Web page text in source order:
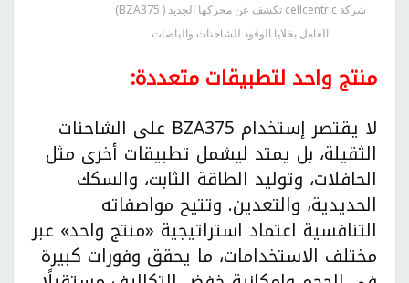
شركة cellcentric تكشف عن محركها الجديد ( BZA375)
العامل بخلايا الوقود للشاحنات والباصات
منتج واحد لتطبيقات متعددة:
لا يقتصر إستخدام BZA375 على الشاحنات
الثقيلة، بل يمتد ليشمل تطبيقات أخرى مثل
الحافلات، وتوليد الطاقة الثابت، والسكك
الحديدية، والتعدين. وتتيح مواصفاته
التنافسية اعتماد استراتيجية «منتج واحد» عبر
مختلف الاستخدامات، ما يحقق وفورات كبيرة